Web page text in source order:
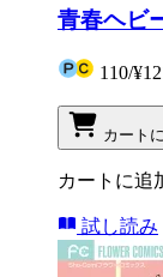
青春ヘビ
110/
カート
カートに追
試し読み